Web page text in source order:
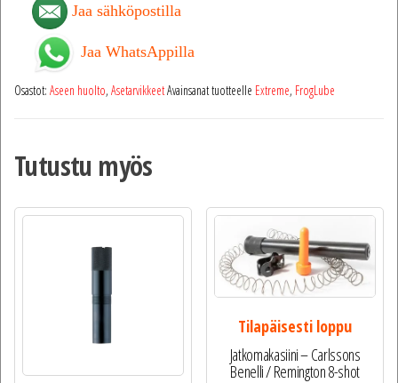
Jaa sähköpostilla
Jaa WhatsAppilla
Osastot: Aseen huolto, AsetarvikkeetAvainsanat tuotteelle Extreme, FrogLube
Tutustu myös
Tilapäisesti loppu
Jatkomakasiini – Carlssons
Benelli / Remington 8-shot